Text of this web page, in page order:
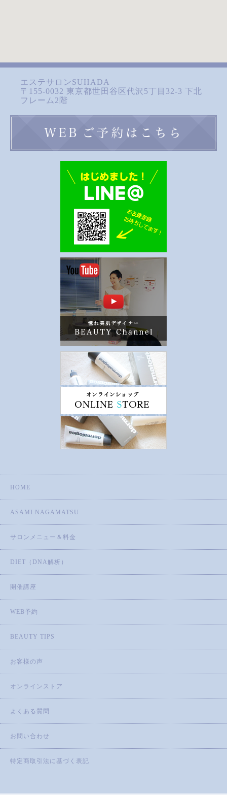
エステサロンSUHADA
〒155-0032 東京都世田谷区代沢5丁目32-3 下北
フレーム2階
HOME
ASAMI NAGAMATSU
サロンメニュー＆料金
DIET（DNA解析）
開催講座
WEB予約
BEAUTY TIPS
お客様の声
オンラインストア
よくある質問
お問い合わせ
特定商取引法に基づく表記